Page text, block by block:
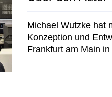
Michael Wutzke hat
Konzeption und
Frankfurt am Main